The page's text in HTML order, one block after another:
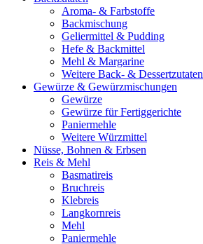
Aroma- & Farbstoffe
Backmischung
Geliermittel & Pudding
Hefe & Backmittel
Mehl & Margarine
Weitere Back- & Dessertzutaten
Gewürze & Gewürzmischungen
Gewürze
Gewürze für Fertiggerichte
Paniermehle
Weitere Würzmittel
Nüsse, Bohnen & Erbsen
Reis & Mehl
Basmatireis
Bruchreis
Klebreis
Langkornreis
Mehl
Paniermehle